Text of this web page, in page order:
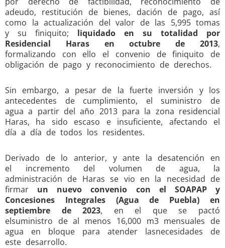
adeudo, restitución de bienes, dación de pago, así
como la actualización del valor de las 5,995 tomas
y su finiquito; liquidado
en su totalidad por
Residencial Haras en octubre de
2013,
formalizando con ello el convenio de finiquito de
obligación de pago y reconocimiento de derechos.
Sin embargo, a pesar de la fuerte inversión y los
antecedentes de cumplimiento, el suministro de
agua a partir del año 2013 para la zona residencial
Haras, ha sido escaso e insuficiente, afectando el
día a día de todos los residentes.
Derivado de lo anterior, y ante la desatención en
el incremento del volumen de agua, la
administración de Haras se vio en la necesidad de
firmar un nuevo convenio con el SOAPAP y
Concesiones Integrales (Agua de Puebla) en
septiembre de 2023, en el que se pactó
elsuministro de al menos 16,000 m3 mensuales de
agua en bloque para atender lasnecesidades de
este desarrollo.